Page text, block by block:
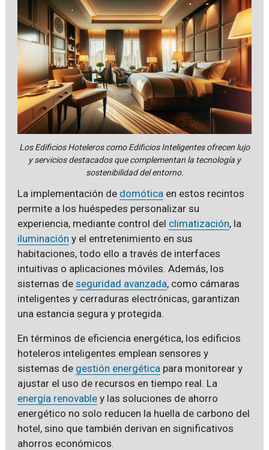
Los Edificios Hoteleros como Edificios Inteligentes ofrecen lujo
y servicios destacados que complementan la tecnología y
sostenibilidad del entorno.
La implementación de domótica en estos recintos
permite a los huéspedes personalizar su
experiencia, mediante control del climatización, la
iluminación y el entretenimiento en sus
habitaciones, todo ello a través de interfaces
intuitivas o aplicaciones móviles. Además, los
sistemas de seguridad avanzada, como cámaras
inteligentes y cerraduras electrónicas, garantizan
una estancia segura y protegida.
En términos de eficiencia energética, los edificios
hoteleros inteligentes emplean sensores y
sistemas de gestión energética para monitorear y
ajustar el uso de recursos en tiempo real. La
energía renovabley las soluciones de ahorro
energético no solo reducen la huella de carbono del
hotel, sino que también derivan en significativos
ahorros económicos.